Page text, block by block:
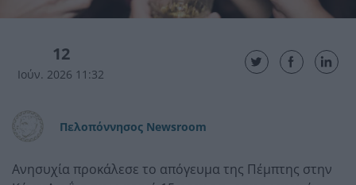
12
Ιούν. 2026 11:32
Πελοπόννησος Newsroom
Ανησυχία προκάλεσε το απόγευμα της Πέμπτης στην